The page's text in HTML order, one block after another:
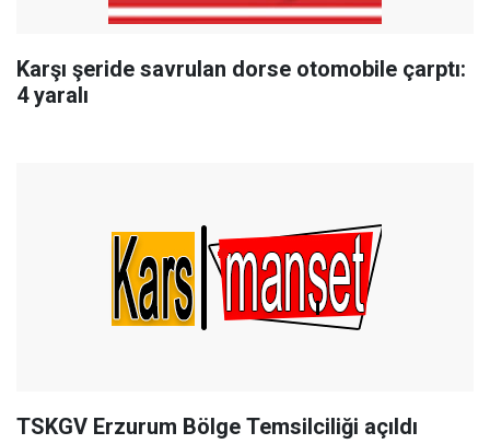
Karşı şeride savrulan dorse otomobile çarptı:
4 yaralı
TSKGV Erzurum Bölge Temsilciliği açıldı